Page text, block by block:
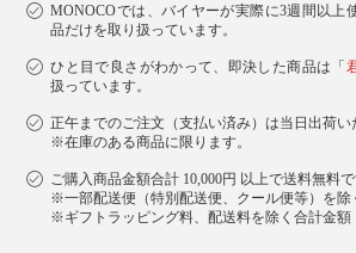
MONOCOでは、バイヤーが実際に3週間以上
品だけを取り扱っています。
ひと目で良さがわかって、即決した商品は「
扱っています。
正午までのご注文（支払い済み）は当日出荷い
※在庫のある商品に限ります。
ご購入商品金額合計 10,000円 以上で送料無料で
※一部配送便（特別配送便、クール便等）を除
※ギフトラッピング料、配送料を除く合計金額